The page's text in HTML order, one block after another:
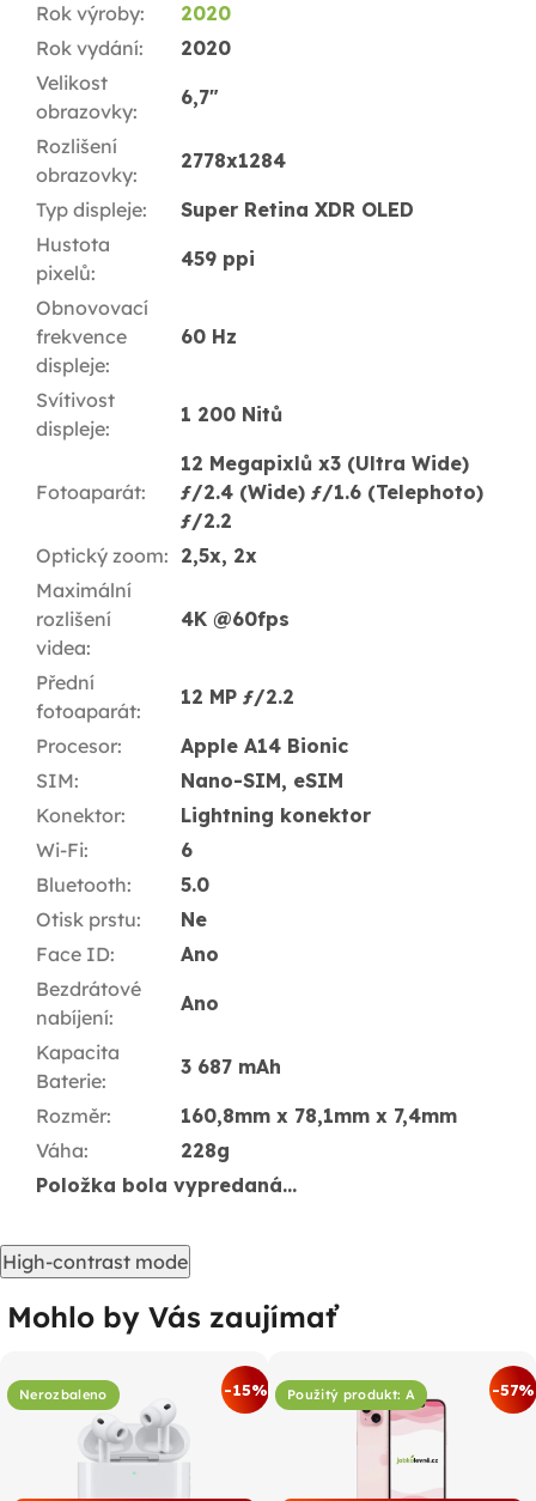
Rok výroby:
2020
Rok vydání:
2020
Velikost
obrazovky:
6,7"
Rozlišení
obrazovky:
2778x1284
Typ displeje:
Super Retina XDR OLED
Hustota
pixelů:
459 ppi
Obnovovací
frekvence
displeje:
60 Hz
Svítivost
displeje:
1 200 Nitů
Fotoaparát:
12 Megapixlů x3 (Ultra Wide)
ƒ/2.4 (Wide) ƒ/1.6 (Telephoto)
ƒ/2.2
Optický zoom: 2,5x, 2x
Maximální
rozlišení
videa:
4K @60fps
Přední
fotoaparát:
12 MP ƒ/2.2
Procesor:
Apple A14 Bionic
SIM:
Nano-SIM, eSIM
Konektor:
Lightning konektor
Wi-Fi:
6
Bluetooth:
5.0
Otisk prstu:
Ne
Face ID:
Ano
Bezdrátové
nabíjení:
Ano
Kapacita
Baterie:
3 687 mAh
Rozměr:
160,8mm x 78,1mm x 7,4mm
Váha:
228g
Položka bola vypredaná…
High-contrast mode
Mohlo by Vás zaujímať
Nerozbaleno -15% Použitý produkt: A -57%